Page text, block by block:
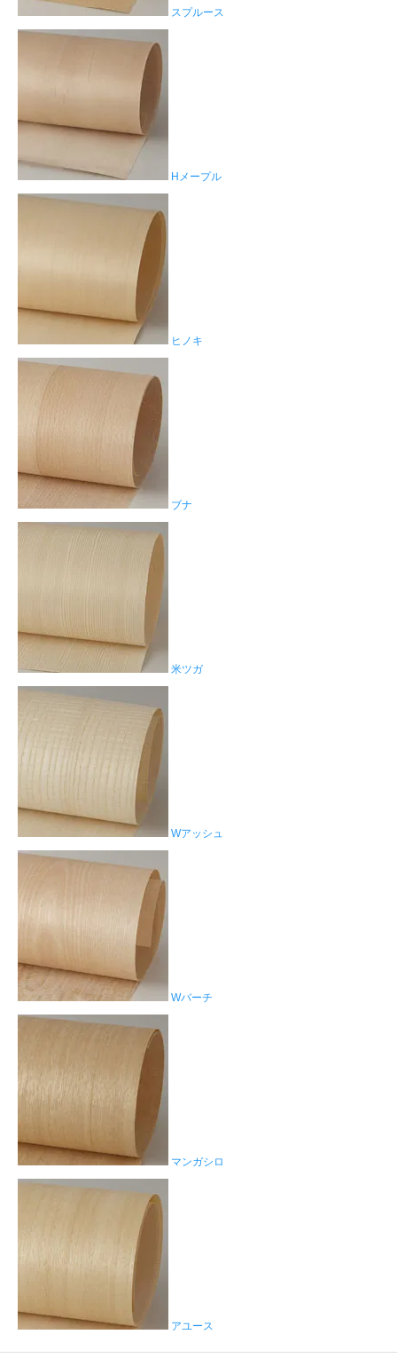
スプルース
Hメープル
ヒノキ
ブナ
米ツガ
Wアッシュ
Wバーチ
マンガシロ
アユース